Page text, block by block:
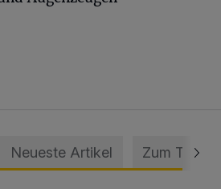
Neueste Artikel Zum Thema